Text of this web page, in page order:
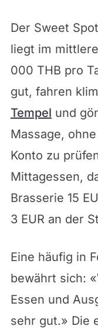
Der Sweet
liegt im
000 THB pro
gut, fahren
Tempel und
Massage,
Konto zu
Mittagessen,
Brasserie 15
3 EUR an der
Eine häufig in
bewährt sich:
Essen und
sehr gut.» Die